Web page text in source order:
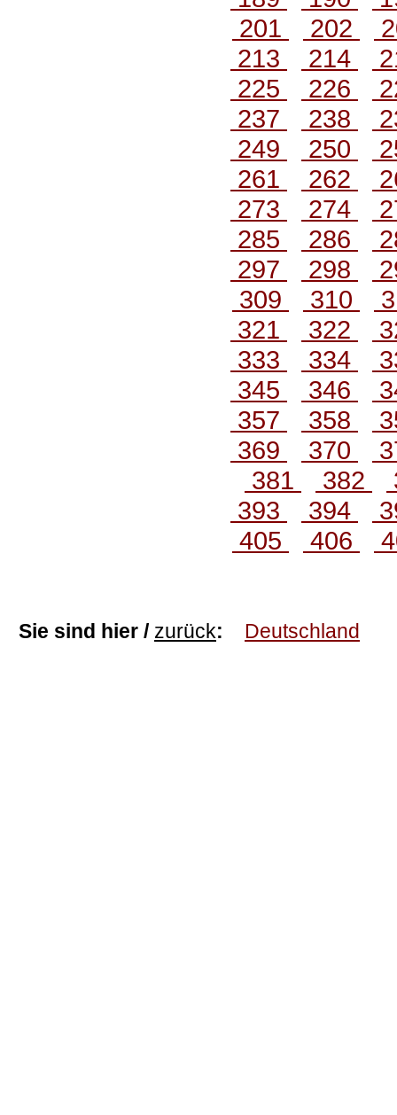
201
202
213
214
225
226
237
238
249
250
261
262
273
274
285
286
297
298
309
310
321
322
333
334
345
346
357
358
369
370
381
382
393
394
405
406
Sie sind hier / zurück: Deutschland